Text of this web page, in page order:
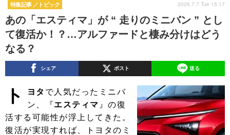
東海 関西
九州 沖縄
注目の記事
ショップレポート 愛車 File
ディテイリング
あの「エスティマ」が “ 走りのミニバン ” とし
て復活か！？…アルファードと棲み分けはどう
なる？
特集記事 トピック 2026.7.7 Tue 15:17
シェア ポスト 送る
ト ヨタ で人気だったミニバ
ン、『エスティマ 』の復
活する可能性が浮上してきた。
復活が実現すれば、トヨタのミ